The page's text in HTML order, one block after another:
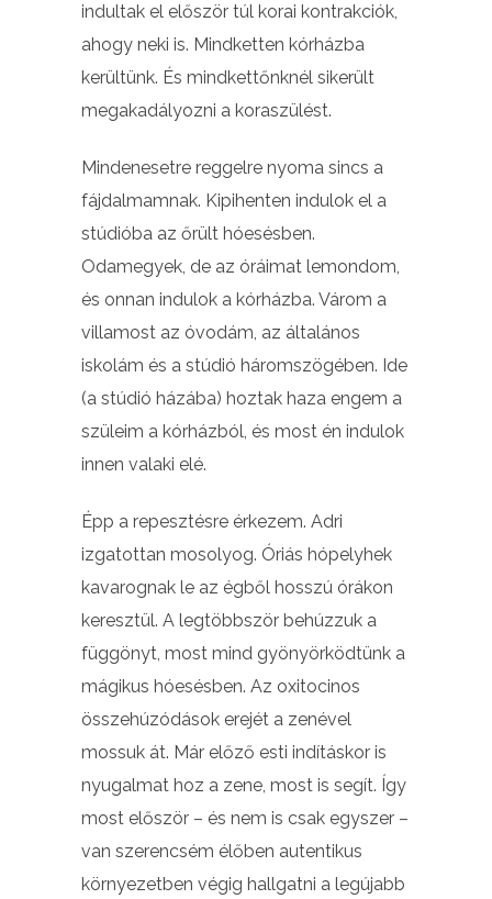
indultak el először túl korai kontrakciók,
ahogy neki is. Mindketten kórházba
kerültünk. És mindkettőnknél sikerült
megakadályozni a koraszülést.
Mindenesetre reggelre nyoma sincs a
fájdalmamnak. Kipihenten indulok el a
stúdióba az őrült hóesésben.
Odamegyek, de az óráimat lemondom,
és onnan indulok a kórházba. Várom a
villamost az óvodám, az általános
iskolám és a stúdió háromszögében. Ide
(a stúdió házába) hoztak haza engem a
szüleim a kórházból, és most én indulok
innen valaki elé.
Épp a repesztésre érkezem. Adri
izgatottan mosolyog. Óriás hópelyhek
kavarognak le az égből hosszú órákon
keresztül. A legtöbbször behúzzuk a
függönyt, most mind gyönyörködtünk a
mágikus hóesésben. Az oxitocinos
összehúzódások erejét a zenével
mossuk át. Már előző esti indításkor is
nyugalmat hoz a zene, most is segít. Így
most először – és nem is csak egyszer –
van szerencsém élőben autentikus
környezetben végig hallgatni a legújabb